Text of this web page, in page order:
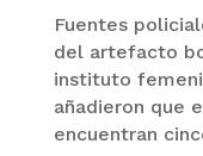
Fuentes
del artefacto
instituto
añadieron que
encuentran